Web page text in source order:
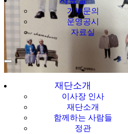
기부문의
운영공시
자료실
재단소개
이사장 인사
재단소개
함께하는 사람들
정관